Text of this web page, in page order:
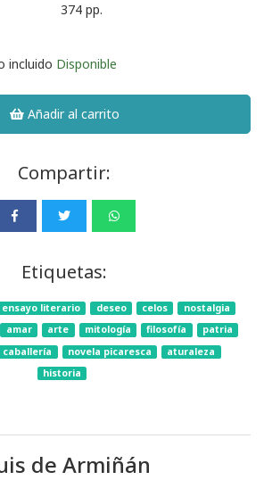
374 pp.
incluido Disponible
Añadir al carrito
Compartir:
Etiquetas:
ensayo literario deseo celos
nostalgia
amar arte mitología filosofía
patria
caballería novela picaresca
aturaleza
historia
de Armiñán